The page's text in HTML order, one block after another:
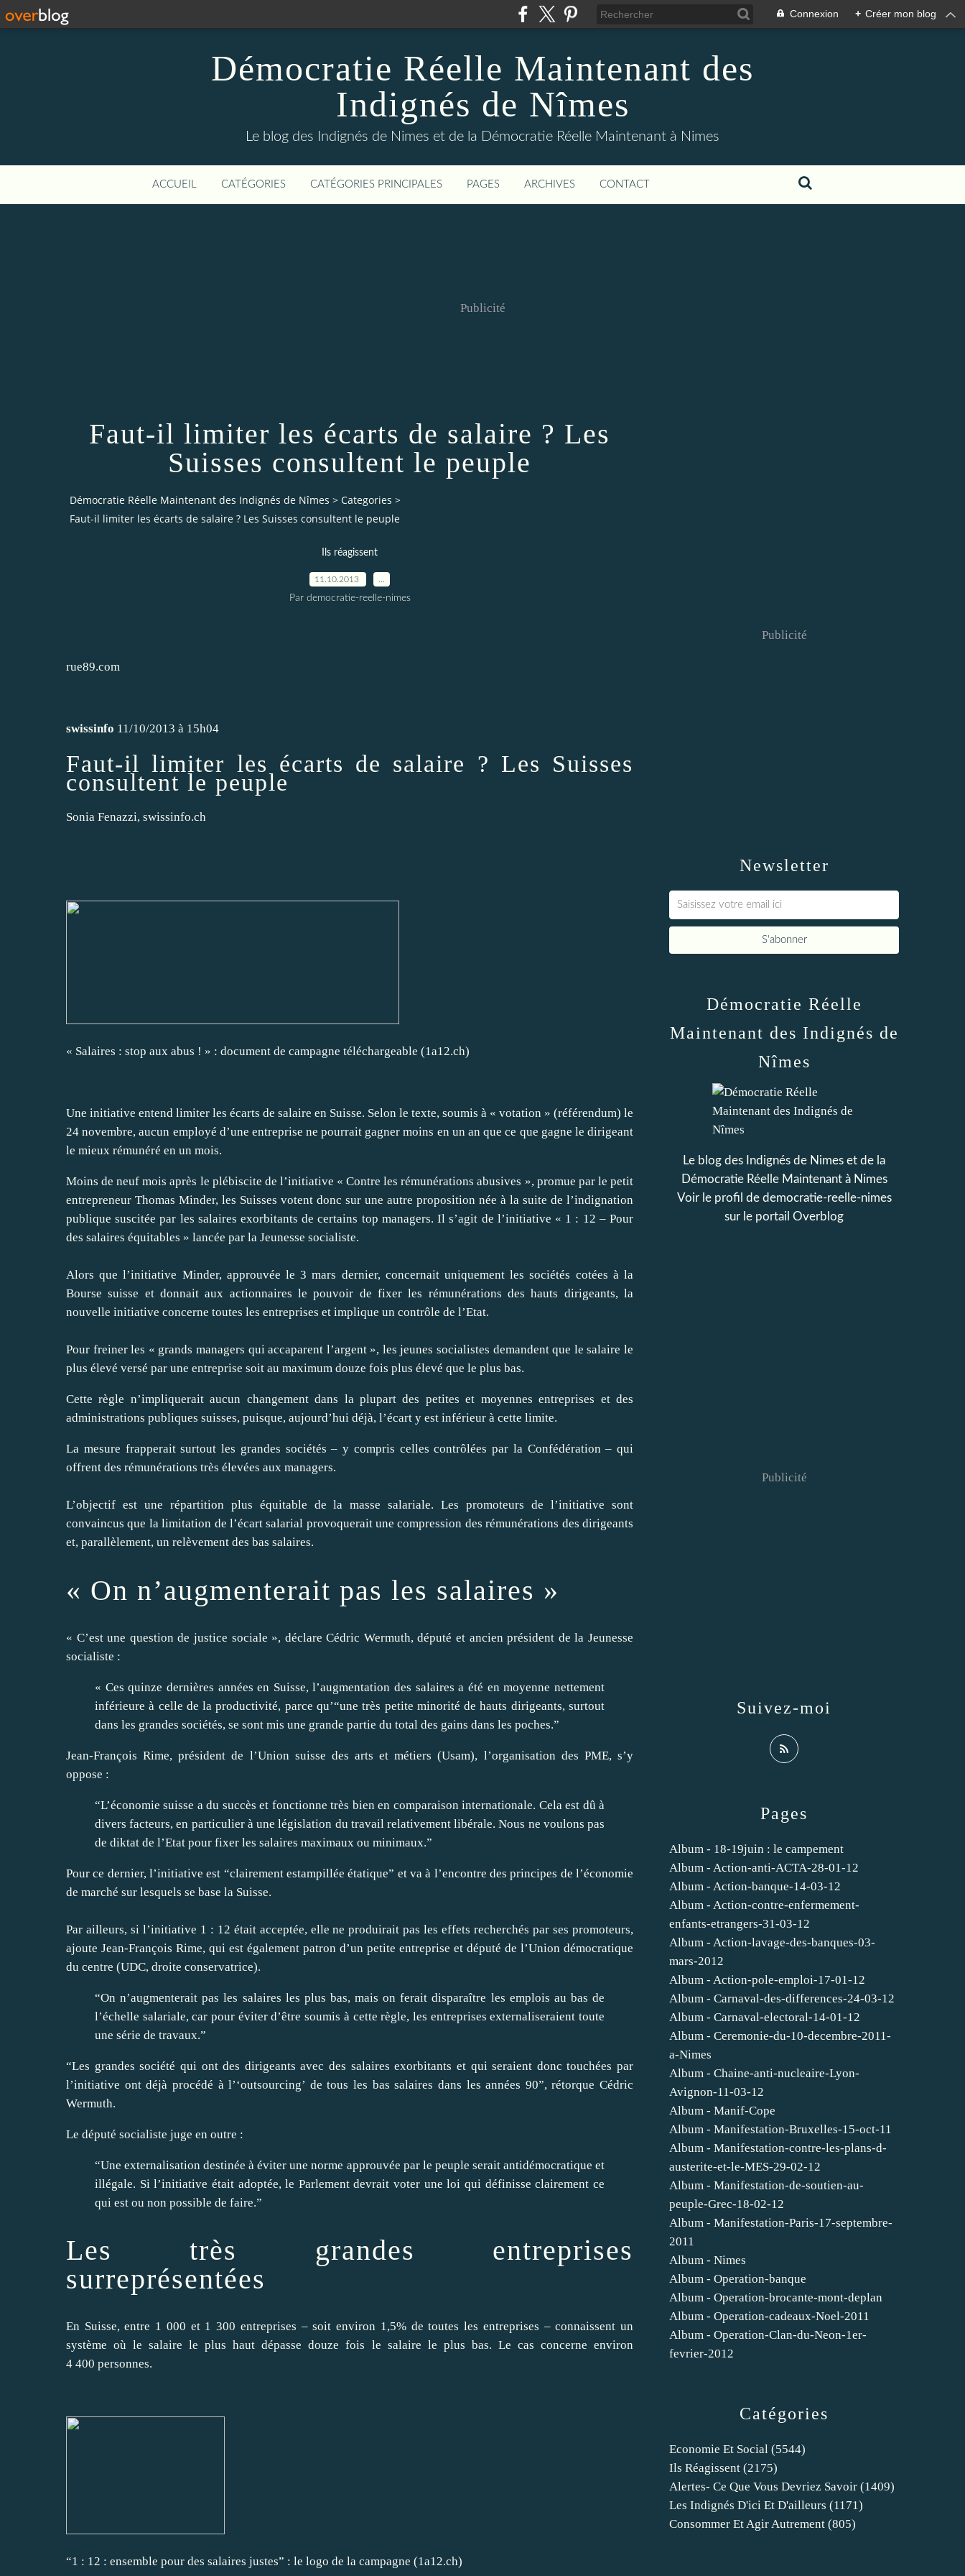
Connexion + Créer mon blog
Démocratie Réelle Maintenant des
Indignés de Nîmes
Le blog des Indignés de Nimes et de la Démocratie Réelle Maintenant à Nimes
ACCUEIL CATÉGORIES CATÉGORIES PRINCIPALES PAGES ARCHIVES CONTACT
Publicité
Faut-il limiter les écarts de salaire ? Les
Suisses consultent le peuple
Démocratie Réelle Maintenant des Indignés de Nîmes > Categories >
Faut-il limiter les écarts de salaire ? Les Suisses consultent le peuple
Ils réagissent
11.10.2013
Par democratie-reelle-nimes
rue89.com
swissinfo 11/10/2013 à 15h04
Faut-il limiter les écarts de salaire ? Les Suisses
consultent le peuple
Sonia Fenazzi, swissinfo.ch
« Salaires : stop aux abus ! » : document de campagne téléchargeable (1a12.ch)
Une initiative entend limiter les écarts de salaire en Suisse. Selon le texte, soumis à « votation » (référendum) le
24 novembre, aucun employé d’une entreprise ne pourrait gagner moins en un an que ce que gagne le dirigeant
le mieux rémunéré en un mois.
Moins de neuf mois après le plébiscite de l’initiative « Contre les rémunérations abusives », promue par le petit
entrepreneur Thomas Minder, les Suisses votent donc sur une autre proposition née à la suite de l’indignation
publique suscitée par les salaires exorbitants de certains top managers. Il s’agit de l’initiative « 1 : 12 – Pour
des salaires équitables » lancée par la Jeunesse socialiste.
Alors que l’initiative Minder, approuvée le 3 mars dernier, concernait uniquement les sociétés cotées à la
Bourse suisse et donnait aux actionnaires le pouvoir de fixer les rémunérations des hauts dirigeants, la
nouvelle initiative concerne toutes les entreprises et implique un contrôle de l’Etat.
Pour freiner les « grands managers qui accaparent l’argent », les jeunes socialistes demandent que le salaire le
plus élevé versé par une entreprise soit au maximum douze fois plus élevé que le plus bas.
Cette règle n’impliquerait aucun changement dans la plupart des petites et moyennes entreprises et des
administrations publiques suisses, puisque, aujourd’hui déjà, l’écart y est inférieur à cette limite.
La mesure frapperait surtout les grandes sociétés – y compris celles contrôlées par la Confédération – qui
offrent des rémunérations très élevées aux managers.
L’objectif est une répartition plus équitable de la masse salariale. Les promoteurs de l’initiative sont
convaincus que la limitation de l’écart salarial provoquerait une compression des rémunérations des dirigeants
et, parallèlement, un relèvement des bas salaires.
« On n’augmenterait pas les salaires »
« C’est une question de justice sociale », déclare Cédric Wermuth, député et ancien président de la Jeunesse
socialiste :
« Ces quinze dernières années en Suisse, l’augmentation des salaires a été en moyenne nettement
inférieure à celle de la productivité, parce qu’“une très petite minorité de hauts dirigeants, surtout
dans les grandes sociétés, se sont mis une grande partie du total des gains dans les poches.”
Jean-François Rime, président de l’Union suisse des arts et métiers (Usam), l’organisation des PME, s’y
oppose :
“L’économie suisse a du succès et fonctionne très bien en comparaison internationale. Cela est dû à
divers facteurs, en particulier à une législation du travail relativement libérale. Nous ne voulons pas
de diktat de l’Etat pour fixer les salaires maximaux ou minimaux.”
Pour ce dernier, l’initiative est “clairement estampillée étatique” et va à l’encontre des principes de l’économie
de marché sur lesquels se base la Suisse.
Par ailleurs, si l’initiative 1 : 12 était acceptée, elle ne produirait pas les effets recherchés par ses promoteurs,
ajoute Jean-François Rime, qui est également patron d’un petite entreprise et député de l’Union démocratique
du centre (UDC, droite conservatrice).
“On n’augmenterait pas les salaires les plus bas, mais on ferait disparaître les emplois au bas de
l’échelle salariale, car pour éviter d’être soumis à cette règle, les entreprises externaliseraient toute
une série de travaux.”
“Les grandes société qui ont des dirigeants avec des salaires exorbitants et qui seraient donc touchées par
l’initiative ont déjà procédé à l’‘outsourcing’ de tous les bas salaires dans les années 90”, rétorque Cédric
Wermuth.
Le député socialiste juge en outre :
“Une externalisation destinée à éviter une norme approuvée par le peuple serait antidémocratique et
illégale. Si l’initiative était adoptée, le Parlement devrait voter une loi qui définisse clairement ce
qui est ou non possible de faire.”
Les très grandes entreprises
surreprésentées
En Suisse, entre 1 000 et 1 300 entreprises – soit environ 1,5% de toutes les entreprises – connaissent un
système où le salaire le plus haut dépasse douze fois le salaire le plus bas. Le cas concerne environ
4 400 personnes.
“1 : 12 : ensemble pour des salaires justes” : le logo de la campagne (1a12.ch)
Newsletter
Publicité
Catégories
Economie Et Social (5544)
Ils Réagissent (2175)
Alertes- Ce Que Vous Devriez Savoir (1409)
Les Indignés D'ici Et D'ailleurs (1171)
Consommer Et Agir Autrement (805)
Pages
Album - 18-19juin : le campement
Album - Action-anti-ACTA-28-01-12
Album - Action-banque-14-03-12
Album - Action-contre-enfermement-
enfants-etrangers-31-03-12
Album - Action-lavage-des-banques-03-
mars-2012
Album - Action-pole-emploi-17-01-12
Album - Carnaval-des-differences-24-03-12
Album - Carnaval-electoral-14-01-12
Album - Ceremonie-du-10-decembre-2011-
a-Nimes
Album - Chaine-anti-nucleaire-Lyon-
Avignon-11-03-12
Album - Manif-Cope
Album - Manifestation-Bruxelles-15-oct-11
Album - Manifestation-contre-les-plans-d-
austerite-et-le-MES-29-02-12
Album - Manifestation-de-soutien-au-
peuple-Grec-18-02-12
Album - Manifestation-Paris-17-septembre-
2011
Album - Nimes
Album - Operation-banque
Album - Operation-brocante-mont-deplan
Album - Operation-cadeaux-Noel-2011
Album - Operation-Clan-du-Neon-1er-
fevrier-2012
Démocratie Réelle
Maintenant des Indignés de
Nîmes
Le blog des Indignés de Nimes et de la
Démocratie Réelle Maintenant à Nimes
Voir le profil de democratie-reelle-nimes
sur le portail Overblog
Suivez-moi
Publicité